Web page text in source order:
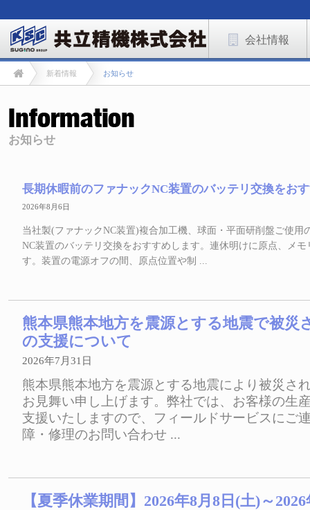
会社情報
新着情報 お知らせ
お知らせ
長期休暇前のファナックNC装置のバッテリ交換をお
2026年8月6日
当社製(ファナックNC装置)複合加工機、球面・平面研削盤ご使用
NC装置のバッテリ交換をおすすめします。連休明けに原点、メ
す。装置の電源オフの間、原点位置や制 ...
熊本県熊本地方を震源とする地震で被災
の支援について
2026年7月31日
熊本県熊本地方を震源とする地震により被災さ
お見舞い申し上げます。弊社では、お客様の生
支援いたしますので、フィールドサービスにご
障・修理のお問い合わせ ...
【夏季休業期間】2026年8月8日(土)～